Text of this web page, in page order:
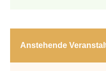
Anstehende